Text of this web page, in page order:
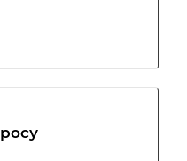
росу